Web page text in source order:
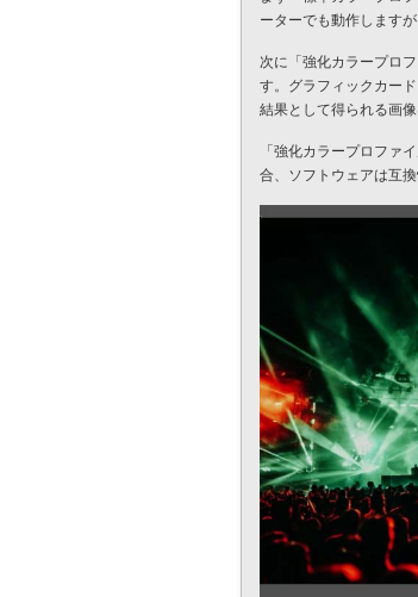
ーターでも動作します
次に「強化カラープロ
す。グラフィックカー
結果として得られる画
「強化カラープロファ
合、ソフトウェアは互